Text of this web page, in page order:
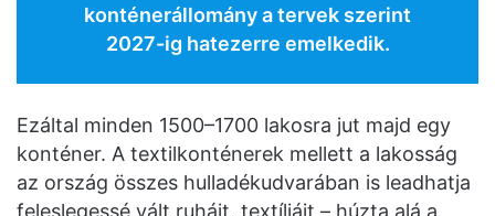
konténerállomány a tervek szerint
2027-ig hatezerre emelkedik.
Ezáltal minden 1500–1700 lakosra jut majd egy
konténer. A textilkonténerek mellett a lakosság
az ország összes hulladékudvarában is leadhatja
feleslegessé vált ruháit, textíliáit – húzta alá a